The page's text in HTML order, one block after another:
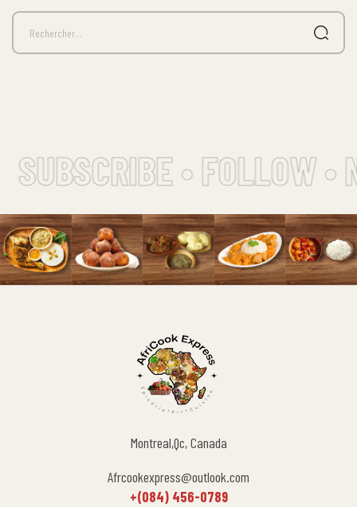
SUBSCRIBE • FOLLOW •
Montreal,Qc, Canada
Afrcookexpress@outlook.com
+(084) 456-0789